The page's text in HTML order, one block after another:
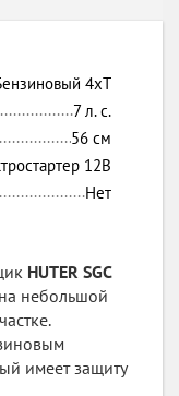
4xT
7л. с.
56 см
12В
Нет
HUTER SGC
небольшой
имеет защиту